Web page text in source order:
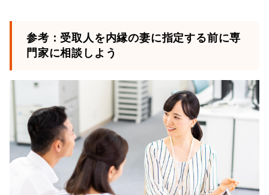
参考：受取人を内縁の妻に指定する前に専
門家に相談しよう